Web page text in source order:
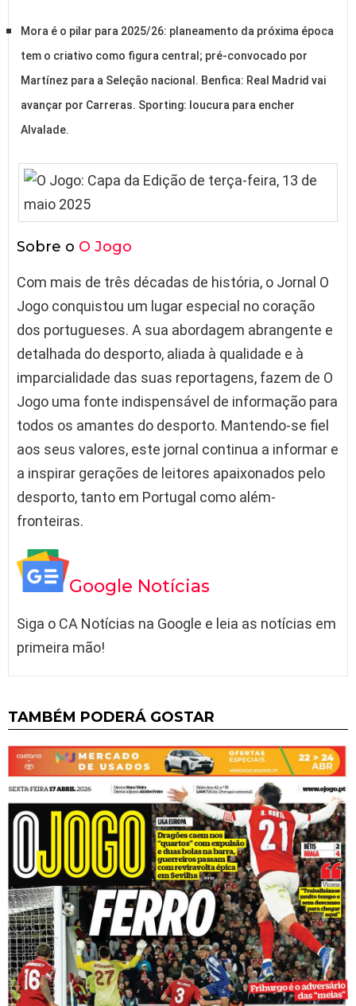
Mora é o pilar para 2025/26: planeamento da próxima época
tem o criativo como figura central; pré-convocado por
Martínez para a Seleção nacional. Benfica: Real Madrid vai
avançar por Carreras. Sporting: loucura para encher
Alvalade.
Sobre o O Jogo
Com mais de três décadas de história, o Jornal O
Jogo conquistou um lugar especial no coração
dos portugueses. A sua abordagem abrangente e
detalhada do desporto, aliada à qualidade e à
imparcialidade das suas reportagens, fazem de O
Jogo uma fonte indispensável de informação para
todos os amantes do desporto. Mantendo-se fiel
aos seus valores, este jornal continua a informar e
a inspirar gerações de leitores apaixonados pelo
desporto, tanto em Portugal como além-
fronteiras.
Google Notícias
Siga o CA Notícias na Google e leia as notícias em
primeira mão!
TAMBÉM PODERÁ GOSTAR